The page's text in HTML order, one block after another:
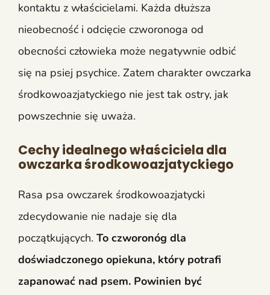
kontaktu z właścicielami. Każda dłuższa
nieobecność i odcięcie czworonoga od
obecności człowieka może negatywnie odbić
się na psiej psychice. Zatem charakter owczarka
środkowoazjatyckiego nie jest tak ostry, jak
powszechnie się uważa.
Cechy idealnego właściciela dla
owczarka środkowoazjatyckiego
Rasa psa owczarek środkowoazjatycki
zdecydowanie nie nadaje się dla
początkujących. To czworonóg dla
doświadczonego opiekuna, który potrafi
zapanować nad psem. Powinien być